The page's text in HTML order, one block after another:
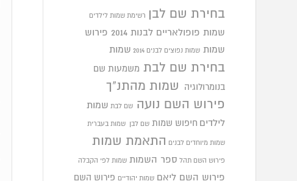
בחירת שם לבן רשימת שמות לילדים
שמות פופולאריים לבנות 2014 פירוש
שמות שמות נפוצים לבנים 2014 שמות
בחירת שם לבת משמעות שם
בנומרולוגיה
שמות מהתנ"ך
פירוש השם נועה
שם לבת שמות
לילדים חיפוש שמות שם לבן שמות בעברית
שמות מיוחדים לבנים התאמת שמות
פירוש השם תהל ספר השמות שמות לפי הקבלה
פירוש השם ליאם שמות יהודיים פירוש השם